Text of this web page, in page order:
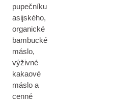
pupečníku
asijského,
organické
bambucké
máslo,
výživné
kakaové
máslo a
cenné